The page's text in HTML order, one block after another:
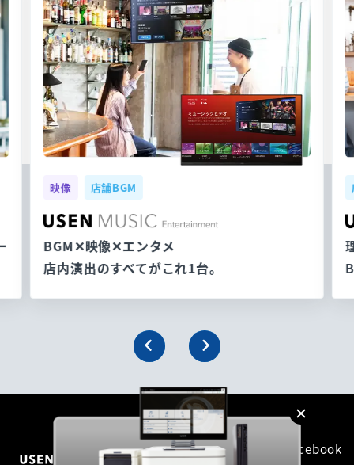
映像 店舗BGM
BGM✕映像✕エンタメ
店内演出のすべてがこれ1台。
Facebook